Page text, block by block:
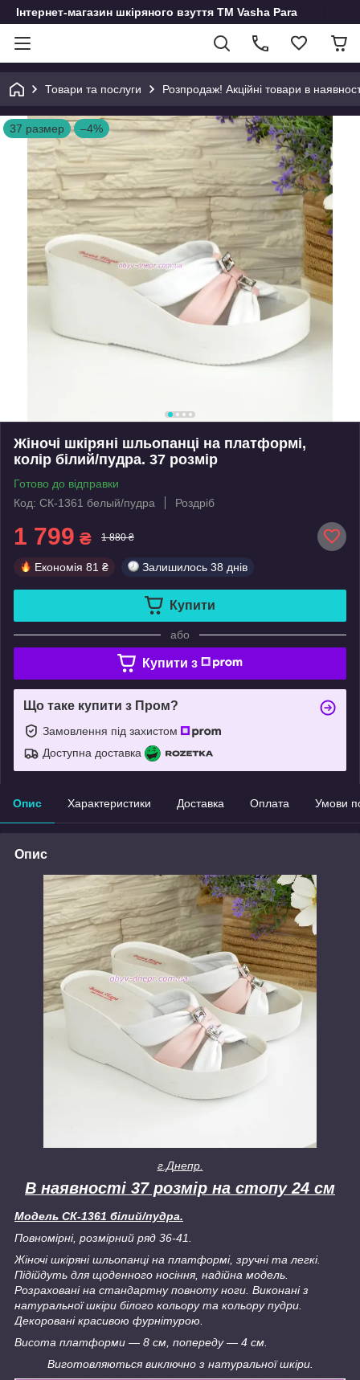
Інтернет-магазин шкіряного взуття ТМ Vasha Para
Товари та послуги Розпродаж! Акційні товари в
37 размер –4%
Жіночі шкіряні шльопанці на платформі,
колір білий/пудра. 37 розмір
Готово до відправки
Код: СК-1361 белый/пудра
Роздріб
1 799 ₴ 1 880 ₴
Економія 81 ₴ Залишилось 38 днів
Купити
або
Купити з
Що таке купити з Пром?
Замовлення під захистом
Доступна доставка
Опис Характеристики Доставка Оплата Умови
Опис
г.Днепр.
В наявності 37 розмір на стопу 24 см
Модель СК-1361 білий/пудра.
Повномірні, розмірний ряд 36-41.
Жіночі шкіряні шльопанці на платформі, зручні та легкі.
Підійдуть для щоденного носіння, надійна модель.
Розраховані на стандартну повноту ноги. Виконані з
натуральної шкіри білого кольору та кольору пудри.
Декоровані красивою фурнітурою.
Висота платформи — 8 см, попереду — 4 см.
Виготовляються виключно з натуральної шкіри.